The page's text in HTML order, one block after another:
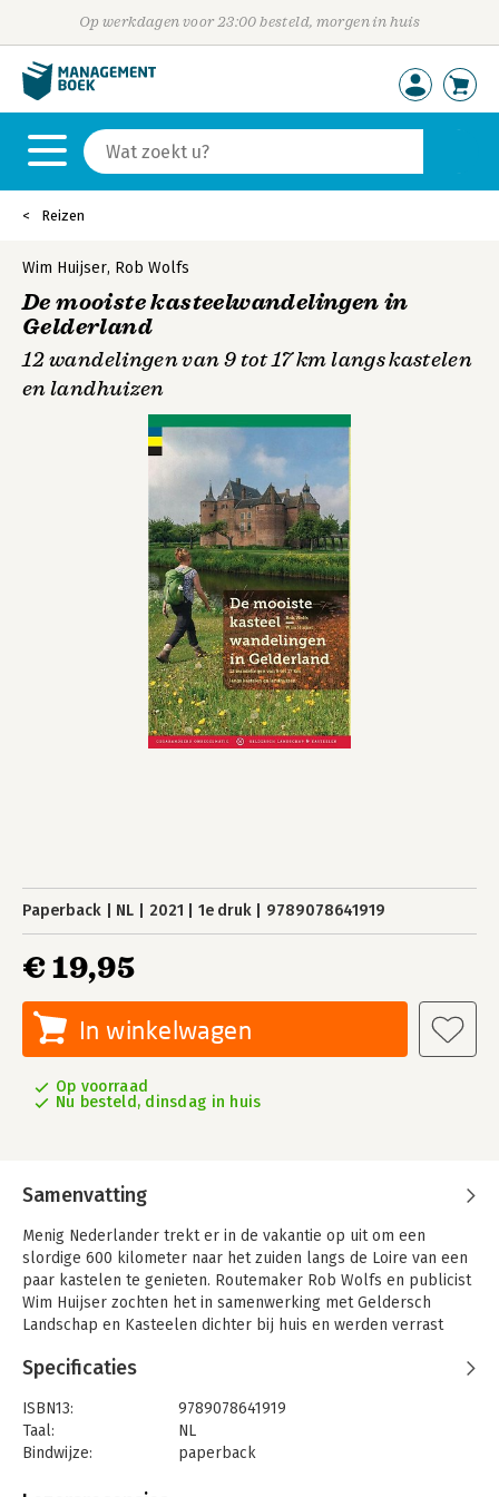
Op werkdagen voor 23:00 besteld, morgen in huis
Reizen
Wim Huijser, Rob Wolfs
De mooiste kasteelwandelingen in
Gelderland
12 wandelingen van 9 tot 17 km langs kastelen
en landhuizen
Paperback NL 2021 1e druk 9789078641919
€ 19,95
In winkelwagen
Op voorraad
Nu besteld, dinsdag in huis
Samenvatting
Menig Nederlander trekt er in de vakantie op uit om een
slordige 600 kilometer naar het zuiden langs de Loire van een
paar kastelen te genieten. Routemaker Rob Wolfs en publicist
Wim Huijser zochten het in samenwerking met Geldersch
Landschap en Kasteelen dichter bij huis en werden verrast
Gelderland. In twaalf prachtige routes regen zij de mooiste
Ze bezochten ijskelders en zwierven tussen grafheuvels,
dwaalden door dichte bossen en coulisselandschappen met
telkens weer een verrassend verhaal bij ieder kasteel of
Specificaties
ISBN13:
9789078641919
Taal:
NL
Bindwijze:
paperback